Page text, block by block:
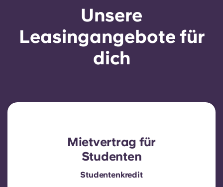
Unsere
Leasingangebote für
dich
Mietvertrag für
Studenten
Studentenkredit